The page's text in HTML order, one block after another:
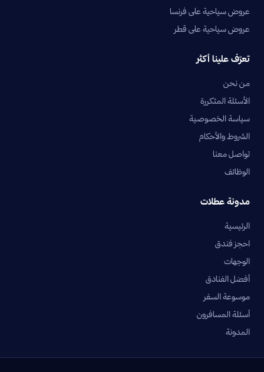
عروض سياحية على فرنسا
عروض سياحية على قطر
تعرّف علينا أكثر
من نحن
الأسئلة المتكررة
سياسة الخصوصية
الشروط والأحكام
تواصل معنا
الوظائف
مدونة عطلات
الرئيسية
احجز فندق
الوجهات
أفضل الفنادق
موسوعة السفر
أسئلة المسافرون
المدونة